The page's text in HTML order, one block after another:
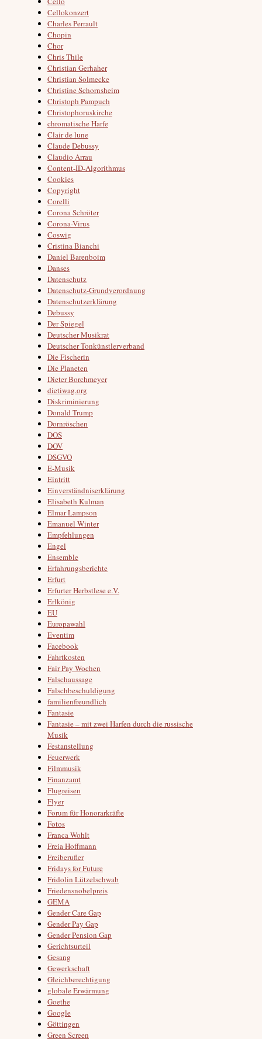
Cellokonzert
Charles Perrault
Chopin
Chor
Chris Thile
Christian Gerhaher
Christian Solmecke
Christine Schornsheim
Christoph Pampuch
Christophoruskirche
chromatische Harfe
Clair de lune
Claude Debussy
Claudio Arrau
Content-ID-Algorithmus
Cookies
Copyright
Corelli
Corona Schröter
Corona-Virus
Coswig
Cristina Bianchi
Daniel Barenboim
Danses
Datenschutz
Datenschutz-Grundverordnung
Datenschutzerklärung
Debussy
Der Spiegel
Deutscher Musikrat
Deutscher Tonkünstlerverband
Die Fischerin
Die Planeten
Dieter Borchmeyer
dietiwag.org
Diskriminierung
Donald Trump
Dornröschen
DOS
DOV
DSGVO
E-Musik
Eintritt
Einverständniserklärung
Elisabeth Kulman
Elmar Lampson
Emanuel Winter
Empfehlungen
Engel
Ensemble
Erfahrungsberichte
Erfurt
Erfurter Herbstlese e.V.
Erlkönig
EU
Europawahl
Eventim
Facebook
Fahrtkosten
Fair Pay Wochen
Falschaussage
Falschbeschuldigung
familienfreundlich
Fantasie
Fantasie – mit zwei Harfen durch die russische
Musik
Festanstellung
Feuerwerk
Filmmusik
Finanzamt
Flugreisen
Flyer
Forum für Honorarkräfte
Fotos
Franca Wohlt
Freia Hoffmann
Freiberufler
Fridays for Future
Fridolin Lützelschwab
Friedensnobelpreis
GEMA
Gender Care Gap
Gender Pay Gap
Gender Pension Gap
Gerichtsurteil
Gesang
Gewerkschaft
Gleichberechtigung
globale Erwärmung
Goethe
Google
Göttingen
Green Screen